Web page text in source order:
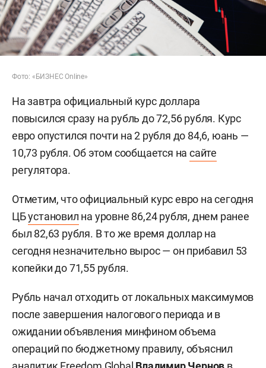
Фото: «БИЗНЕС Online»
На завтра официальный курс доллара
повысился сразу на рубль до 72,56 рубля. Курс
евро опустился почти на 2 рубля до 84,6, юань —
10,73 рубля. Об этом сообщается на сайте
регулятора.
Отметим, что официальный курс евро на сегодня
ЦБустановил на уровне 86,24 рубля, днем ранее
был 82,63 рубля. В то же время доллар на
сегодня незначительно вырос — он прибавил 53
копейки до 71,55 рубля.
Рубль начал отходить от локальных максимумов
после завершения налогового периода и в
ожидании объявления минфином объема
операций по бюджетному правилу, объяснил